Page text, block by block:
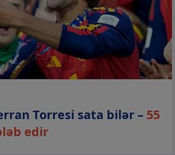
Torresi sata bilər – 55
edir